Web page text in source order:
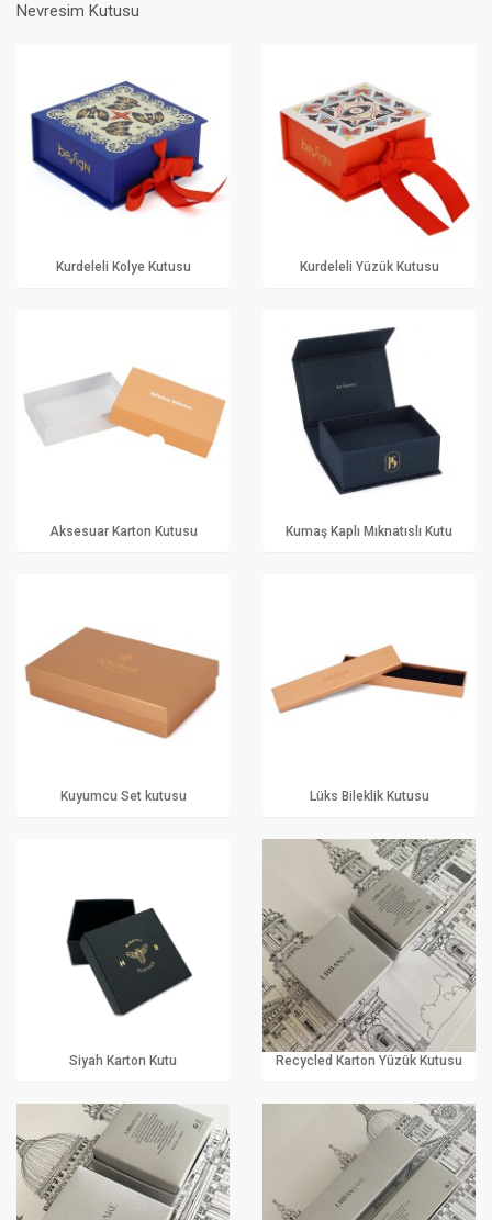
Nevresim Kutusu
Kurdeleli Kolye Kutusu Kurdeleli Yüzük Kutusu
Aksesuar Karton Kutusu Kumaş Kaplı Mıknatıslı Kutu
Kuyumcu Set kutusu Lüks Bileklik Kutusu
Siyah Karton Kutu Recycled Karton Yüzük Kutusu